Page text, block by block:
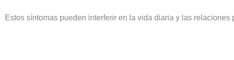
Estos síntomas pueden interferir en la vida diaria y las relaciones